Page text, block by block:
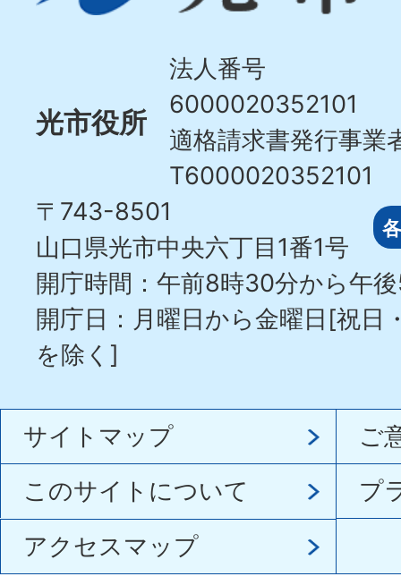
Hikari
光市役所
法人番号
6000020352101
適格請求書発行事業
T6000020352101
〒743-8501
山口県光市中央六丁目1番1号
開庁時間：午前8時30分から午
開庁日：月曜日から金曜日[祝日
を除く]
サイトマップ
ご
このサイトについて
プ
アクセスマップ